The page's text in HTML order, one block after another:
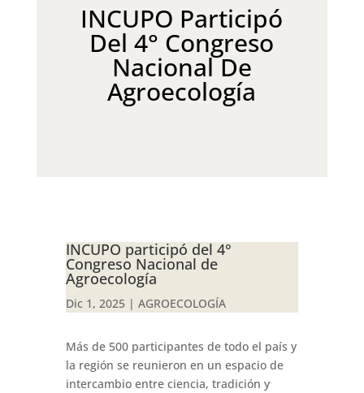
INCUPO Participó
Del 4° Congreso
Nacional De
Agroecología
INCUPO participó del 4°
Congreso Nacional de
Agroecología
Dic 1, 2025| AGROECOLOGÍA
Más de 500 participantes de todo el país y
la región se reunieron en un espacio de
intercambio entre ciencia, tradición y